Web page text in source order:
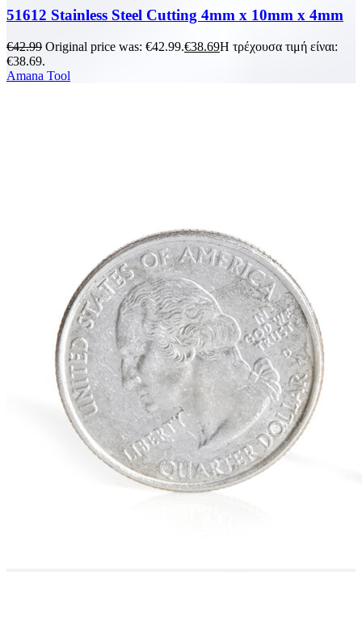
51612 Stainless Steel Cutting 4mm x 10mm x 4mm
€42.99 Original price was: €42.99.€38.69Η τρέχουσα τιμή είναι:
€38.69.
Amana Tool